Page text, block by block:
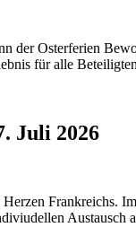
der Osterferien
für alle
Juli 2026
Frankreichs.
Austausch